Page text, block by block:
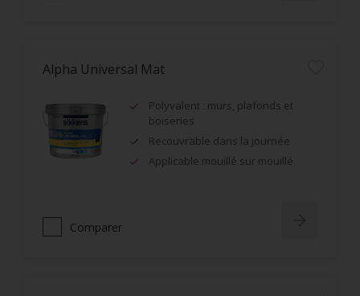
Alpha Universal Mat
Polyvalent : murs, plafonds et
boiseries
Recouvrable dans la journée
Applicable mouillé sur mouillé
Comparer